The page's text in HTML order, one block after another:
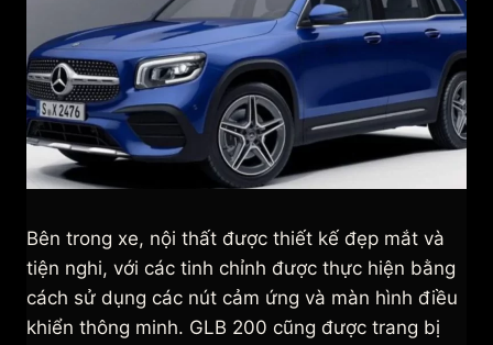
Bên trong xe, nội thất được thiết kế đẹp mắt và
tiện nghi, với các tinh chỉnh được thực hiện bằng
cách sử dụng các nút cảm ứng và màn hình điều
khiển thông minh. GLB 200 cũng được trang bị